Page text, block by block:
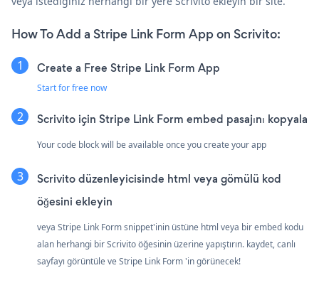
How To Add a Stripe Link Form App on Scrivito:
Create a Free Stripe Link Form App
Start for free now
Scrivito için Stripe Link Form embed pasajını kopyala
Your code block will be available once you create your app
Scrivito düzenleyicisinde html veya gömülü kod
öğesini ekleyin
veya Stripe Link Form snippet'inin üstüne html veya bir embed kodu
alan herhangi bir Scrivito öğesinin üzerine yapıştırın. kaydet, canlı
sayfayı görüntüle ve Stripe Link Form 'in görünecek!